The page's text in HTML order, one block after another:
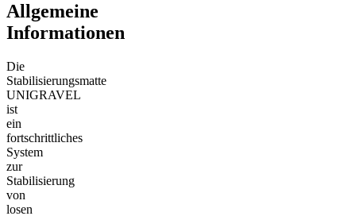
Allgemeine
Informationen
Die
Stabilisierungsmatte
UNIGRAVEL
ist
ein
fortschrittliches
System
zur
Stabilisierung
von
losen